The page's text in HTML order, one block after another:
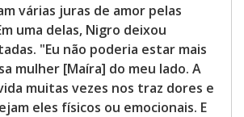
várias juras de amor pelas
uma delas, Nigro deixou
"Eu não poderia estar mais
mulher [Maíra] do meu lado. A
muitas vezes nos traz dores e
eles físicos ou emocionais. E